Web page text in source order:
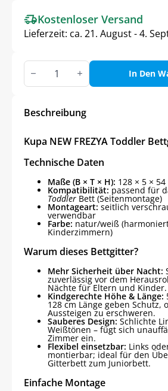
178,95€
124,95€.
Kostenloser Versand
Lieferzeit: ca. 21. August - 4.
Kupa
NEW
FREZYA
Menge
In Den
Beschreibung
Kupa NEW FREZYA Toddler
Technische Daten
Maße (B × T × H): 128 × 5 × 54
Kompatibilität: passend für
Toddler Bett (Seitenmontage)
Montageart:seitlich
verwendbar
Farbe: natur/weiß
Kinderzimmern)
Warum dieses Bettgitter?
Mehr Sicherheit über Nacht:
zuverlässig vor dem
Nächte für Eltern und Kinder.
Kindgerechte Höhe & Länge:
128 cm Länge geben Schutz,
Aussteigen zu erschweren.
Sauberes Design: Schlichte
Weißtönen – fügt sich
Zimmer ein.
Flexibel einsetzbar: Links
montierbar; ideal für den
Gitterbett zum Juniorbett.
Einfache Montage